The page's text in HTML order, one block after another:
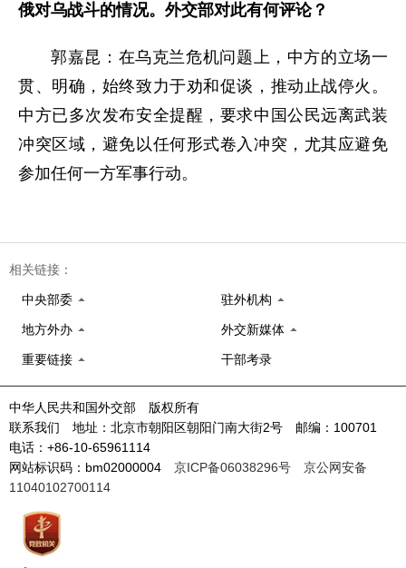
俄对乌战斗的情况。外交部对此有何评论？
郭嘉昆：在乌克兰危机问题上，中方的立场一
贯、明确，始终致力于劝和促谈，推动止战停火。
中方已多次发布安全提醒，要求中国公民远离武装
冲突区域，避免以任何形式卷入冲突，尤其应避免
参加任何一方军事行动。
相关链接：
中央部委 驻外机构
地方外办 外交新媒体
重要链接 干部考录
中华人民共和国外交部 版权所有
联系我们 地址：北京市朝阳区朝阳门南大街2号 邮编：100701
电话：+86-10-65961114
网站标识码：bm02000004 京ICP备06038296号
京公网安备
11040102700114